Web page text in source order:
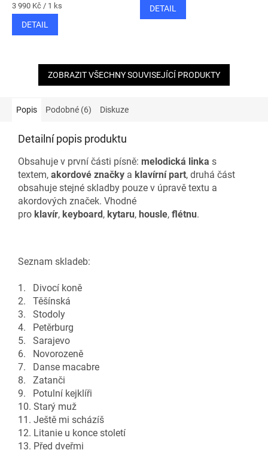
Měrná
cena:
3 990 Kč / 1 ks
DETAIL
DETAIL
ZOBRAZIT VŠECHNY SOUVISEJÍCÍ PRODUKTY
Popis Podobné (6) Diskuze
Detailní popis produktu
Obsahuje v první části písně: melodická linka s
textem, akordové značky a klavírní part, druhá část
obsahuje stejné skladby pouze v úpravě textu a
akordových značek. Vhodné
pro klavír, keyboard , kytaru, housle, flétnu.
Seznam skladeb:
1. Divocí koně
2. Těšínská
3. Stodoly
4. Petěrburg
5. Sarajevo
6. Novorozeně
7. Danse macabre
8. Zatanči
9. Potulní kejklíři
10. Starý muž
11. Ještě mi scházíš
12. Litanie u konce století
13. Před dveřmi